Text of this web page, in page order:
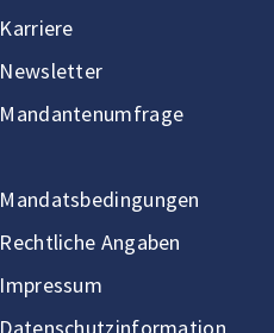
Karriere
Newsletter
Mandantenumfrage
Mandatsbedingungen
Rechtliche Angaben
Impressum